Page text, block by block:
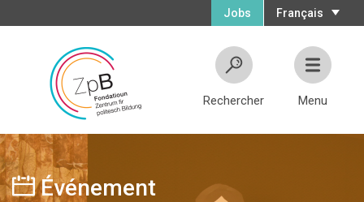
Français
Jobs
Rechercher Menu
Événement